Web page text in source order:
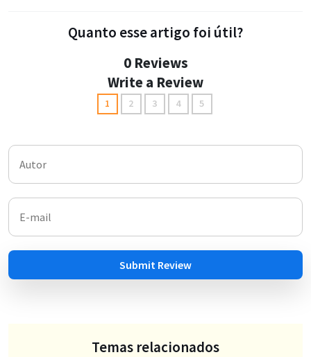
Quanto esse artigo foi útil?
0 Reviews
Write a Review
1 2 3 4 5
Submit Review
Temas relacionados